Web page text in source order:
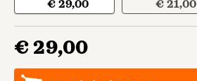
€ 29,00 € 21,00
€ 29,00